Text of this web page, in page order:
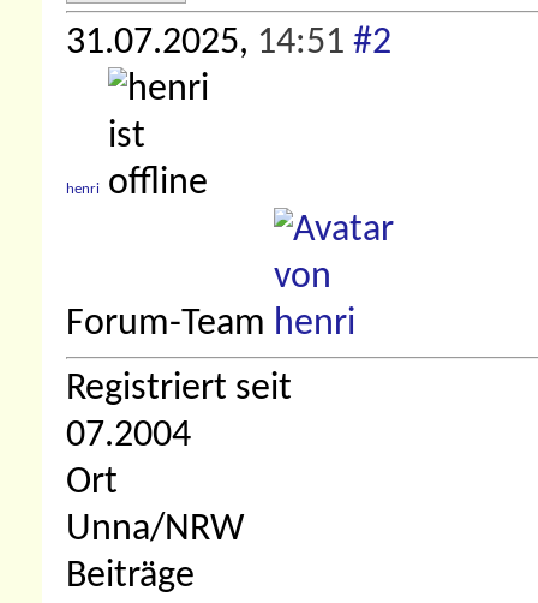
31.07.2025, 14:51 #2
henri
Forum-Team
Registriert seit
07.2004
Ort
Unna/NRW
Beiträge